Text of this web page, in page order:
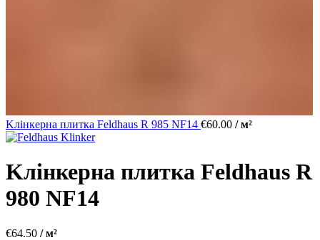
Kлінкерна плитка Feldhaus R 985 NF14 €60.00 / м²
Kлінкерна плитка Feldhaus R
980 NF14
€64.50 / м²